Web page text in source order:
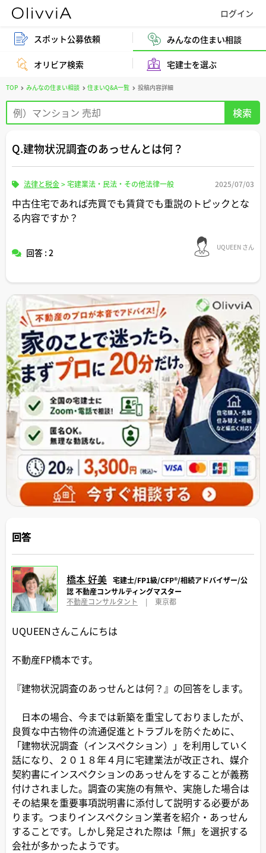
スポット公募依頼 みんなの住まい相談
オリビア検索 宅建士を選ぶ
TOP みんなの住まい相談 住まいQ&A一覧 投稿内容詳細
Q.建物状況調査のあっせんとは何？
法律と税金>宅建業法・民法・その他法律一般 2025/07/03
中古住宅であれば売買でも賃貸でも重説のトピックとな
る内容ですか？
回答 : 2 UQUEEN さん
回答
橋本 好美 宅建士/FP1級/CFP®️/相続アドバイザー/公
認 不動産コンサルティングマスター
不動産コンサルタント
| 東京都
UQUEENさんこんにちは
不動産FP橋本です。
『建物状況調査のあっせんとは何？』の回答をします。
日本の場合、今までは新築を重宝しておりましたが、
良質な中古物件の流通促進とトラブルを防ぐために、
「建物状況調査（インスペクション）」を利用していく
話になり、２０１８年４月に宅建業法が改正され、媒介
契約書にインスペクションのあっせんをすることが義務
付けされました。調査の実施の有無や、実施した場合は
その結果を重要事項説明書に添付して説明する必要があ
ります。つまりインスペクション業者を紹介・あっせん
することです。しかし発足された際は「無」を選択する
会社が多かったようです。